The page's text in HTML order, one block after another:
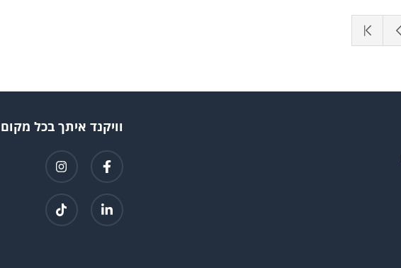
וויקנד איתך בכל מקום